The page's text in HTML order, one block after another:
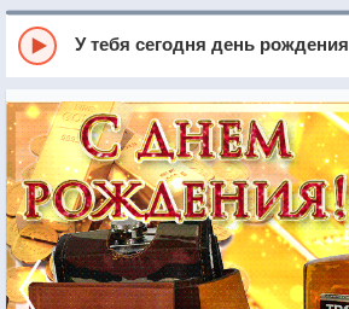
У тебя сегодня день рождения